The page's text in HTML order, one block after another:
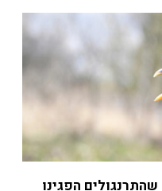
שהתרנגולים הפגינו